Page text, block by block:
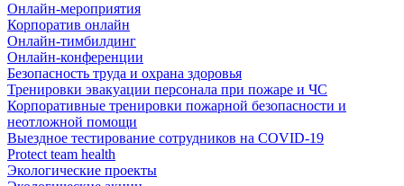
Онлайн-мероприятия
Корпоратив онлайн
Онлайн-тимбилдинг
Онлайн-конференции
Безопасность труда и охрана здоровья
Тренировки эвакуации персонала при пожаре и ЧС
Корпоративные тренировки пожарной безопасности и
неотложной помощи
Выездное тестирование сотрудников на COVID-19
Protect team health
Экологические проекты